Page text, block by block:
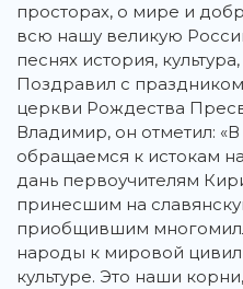
просторах, о мире и
всю нашу великую
песнях история,
Поздравил с
церкви Рождества
Владимир, он отметил:
обращаемся к истокам
дань первоучителям
принесшим на
приобщившим
народы к мировой
культуре. Это наши